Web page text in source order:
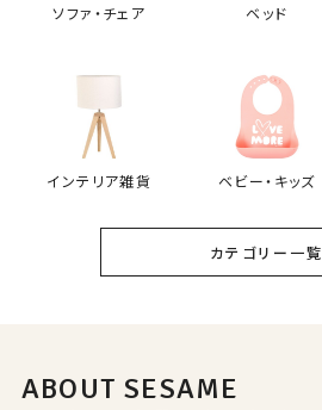
ソファ・チェア ベッド
インテリア雑貨 ベビー・キッズ
カテゴリー一覧
ABOUT SESAME